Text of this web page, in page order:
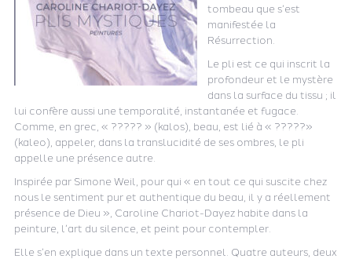
tombeau que s’est
manifestée la
Résurrection.
Le pli est ce qui inscrit la
profondeur et le mystère
dans la surface du tissu ; il
lui confère aussi une temporalité, instantanée et fugace.
Comme, en grec, « ????? » (kalos), beau, est lié à « ?????»
(kaleo), appeler, dans la translucidité de ses ombres, le pli
appelle une présence autre.
Inspirée par Simone Weil, pour qui « en tout ce qui suscite chez
nous le sentiment pur et authentique du beau, il y a réellement
présence de Dieu », Caroline Chariot-Dayez habite dans la
peinture, l’art du silence, et peint pour contempler.
Elle s’en explique dans un texte personnel. Quatre auteurs, deux